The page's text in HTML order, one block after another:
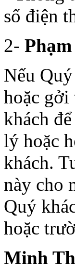
số điện
2-
Nếu
hoặc
khách
lý hoặc
khách.
này cho
Quý
hoặc
Minh